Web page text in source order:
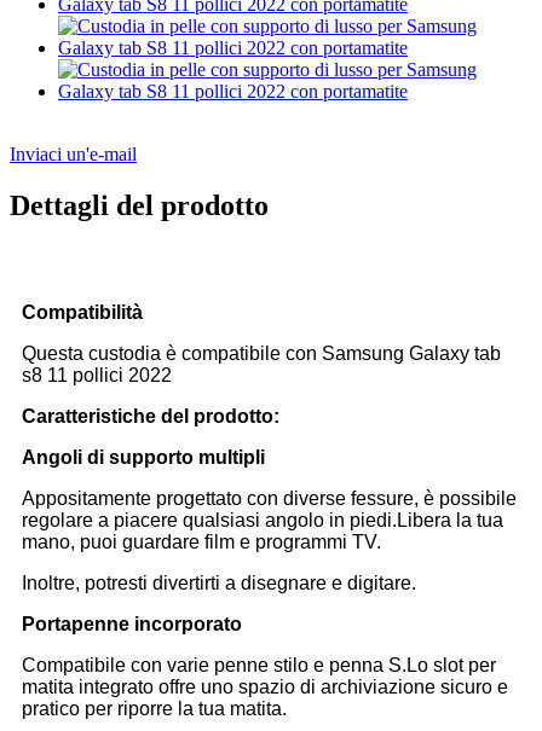
Inviaci un'e-mail
Dettagli del prodotto
Compatibilità
Questa custodia è compatibile con Samsung Galaxy tab
s8 11 pollici 2022
Caratteristiche del prodotto:
Angoli di supporto multipli
Appositamente progettato con diverse fessure, è possibile
regolare a piacere qualsiasi angolo in piedi.Libera la tua
mano, puoi guardare film e programmi TV.
Inoltre, potresti divertirti a disegnare e digitare.
Portapenne incorporato
Compatibile con varie penne stilo e penna S.Lo slot per
matita integrato offre uno spazio di archiviazione sicuro e
pratico per riporre la tua matita.